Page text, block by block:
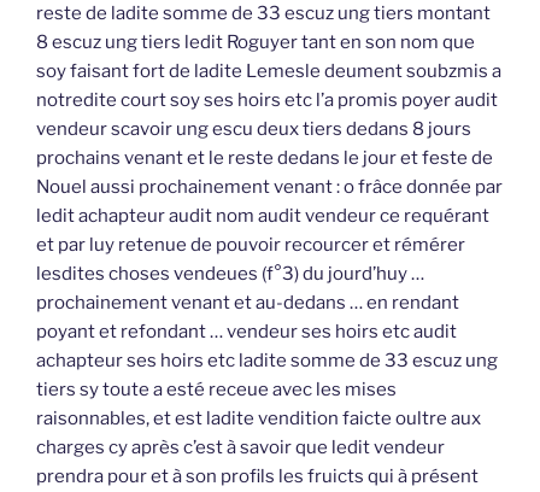
reste de ladite somme de 33 escuz ung tiers montant
8 escuz ung tiers ledit Roguyer tant en son nom que
soy faisant fort de ladite Lemesle deument soubzmis a
notredite court soy ses hoirs etc l’a promis poyer audit
vendeur scavoir ung escu deux tiers dedans 8 jours
prochains venant et le reste dedans le jour et feste de
Nouel aussi prochainement venant : o frâce donnée par
ledit achapteur audit nom audit vendeur ce requérant
et par luy retenue de pouvoir recourcer et rémérer
lesdites choses vendeues (f°3) du jourd’huy …
prochainement venant et au-dedans … en rendant
poyant et refondant … vendeur ses hoirs etc audit
achapteur ses hoirs etc ladite somme de 33 escuz ung
tiers sy toute a esté receue avec les mises
raisonnables, et est ladite vendition faicte oultre aux
charges cy après c’est à savoir que ledit vendeur
prendra pour et à son profils les fruicts qui à présent